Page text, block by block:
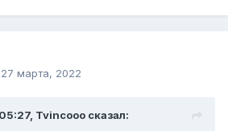
27 марта, 2022
Tvincooo сказал: